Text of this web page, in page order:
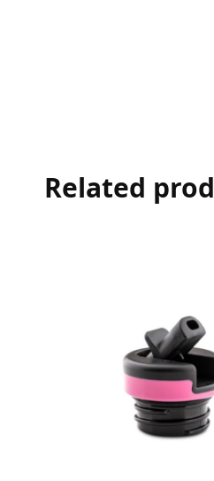
Related